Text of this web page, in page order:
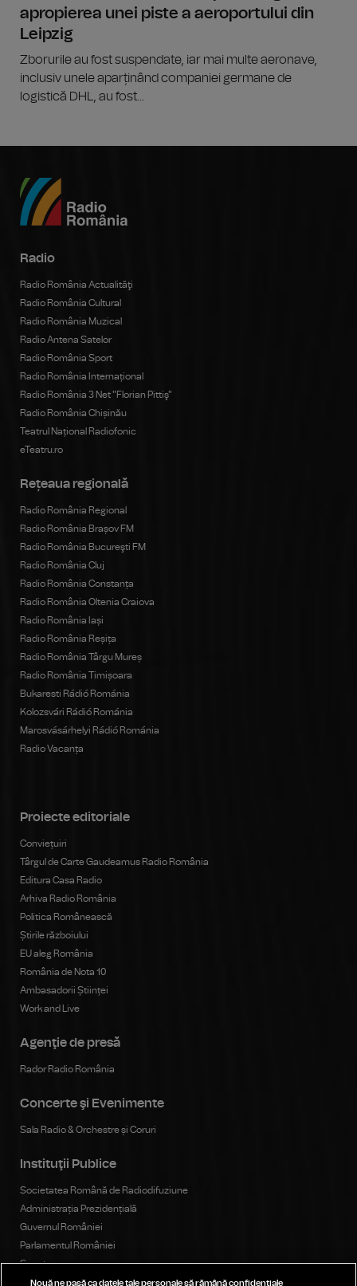
apropierea unei piste a aeroportului din
Leipzig
Zborurile au fost suspendate, iar mai multe aeronave,
inclusiv unele aparținând companiei germane de
logistică DHL, au fost...
Radio
Radio România Actualităţi
Radio România Cultural
Radio România Muzical
Radio Antena Satelor
Radio România Sport
Radio România Internațional
Radio România 3 Net "Florian Pittiş"
Radio România Chișinău
Teatrul Național Radiofonic
eTeatru.ro
Rețeaua regională
Radio România Regional
Radio România Brașov FM
Radio România Bucureşti FM
Radio România Cluj
Radio România Constanța
Radio România Oltenia Craiova
Radio România Iași
Radio România Reșița
Radio România Târgu Mureș
Radio România Timișoara
Bukaresti Rádió Románia
Kolozsvári Rádió Románia
Marosvásárhelyi Rádió Románia
Radio Vacanța
Proiecte editoriale
Conviețuiri
Târgul de Carte Gaudeamus Radio România
Editura Casa Radio
Arhiva Radio România
Politica Românească
Știrile războiului
EU aleg România
România de Nota 10
Ambasadorii Științei
Work and Live
Agenţie de presă
Rador Radio România
Concerte şi Evenimente
Sala Radio & Orchestre și Coruri
Instituţii Publice
Societatea Română de Radiodifuziune
Administrația Prezidențială
Guvernul României
Parlamentul României
Senat
Camera Deputaților
Nouă ne pasă ca datele tale personale să rămână confidențiale